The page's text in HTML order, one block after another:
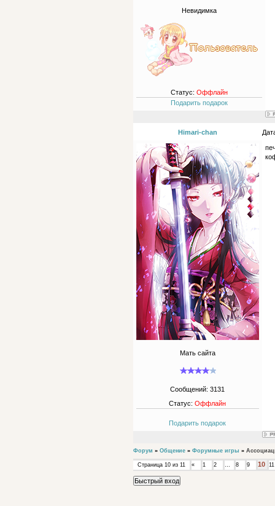
Невидимка
Статус: Оффлайн
Подарить подарок
Himari-chan
Мать сайта
Сообщений:3131
Статус:Оффлайн
Подарить подарок
Форум » Общение » Форумные игры »
Страница 10 из 11 « 1 2 … 8 9 10 11